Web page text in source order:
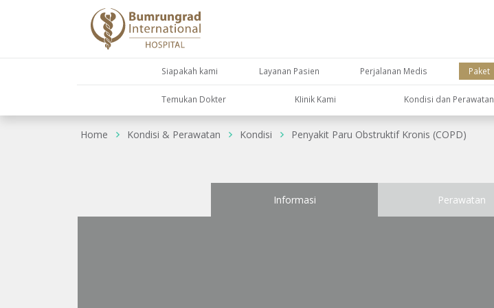
Siapakah kami Layanan Pasien Perjalanan Medis Paket
Temukan Dokter KIinik Kami Kondisi dan Perawatan
Home Kondisi & Perawatan Kondisi Penyakit Paru Obstruktif Kronis (COPD)
Informasi Perawatan